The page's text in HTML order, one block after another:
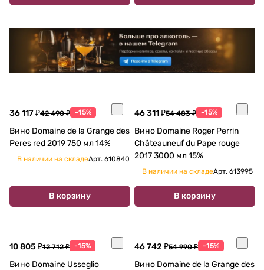
36 117 ₽42 490 ₽ -15%
Вино Domaine de la Grange des
Pеres red 2019 750 мл 14%
В наличии на складеАрт. 610840
В корзину
46 311 ₽54 483 ₽ -15%
Вино Domaine Roger Perrin
Châteauneuf du Pape rouge
2017 3000 мл 15%
В наличии на складеАрт. 613995
В корзину
10 805 ₽12 712 ₽ -15%
Вино Domaine Usseglio
46 742 ₽54 990 ₽ -15%
Вино Domaine de la Grange des